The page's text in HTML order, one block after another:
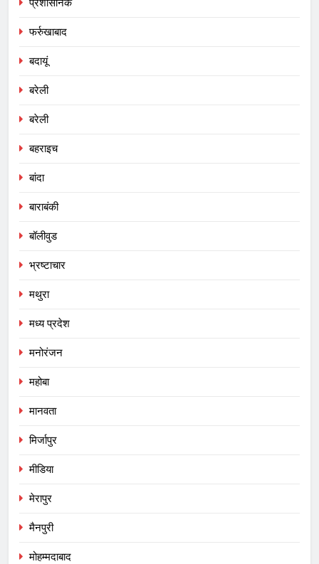
फर्रुखाबाद
बदायूं
बरेली
बरेली
बहराइच
बांदा
बाराबंकी
बॉलीवुड
भ्रष्टाचार
मथुरा
मध्य प्रदेश
मनोरंजन
महोबा
मानवता
मिर्जापुर
मीडिया
मेरापुर
मैनपुरी
मोहम्मदाबाद